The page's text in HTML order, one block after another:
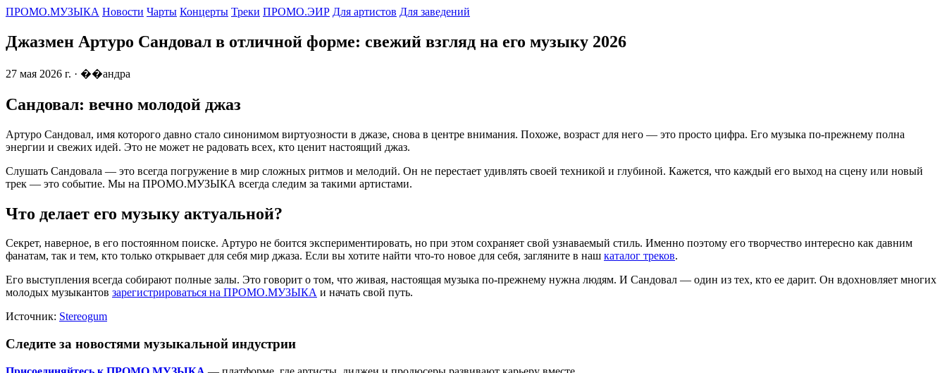
ПРОМО.МУЗЫКА Новости Чарты Концерты Треки ПРОМО.ЭИР Для артистов Для заведений
Джазмен Артуро Сандовал в отличной форме: свежий взгляд на его музыку 2026
27 мая 2026 г. · ��андра
Сандовал: вечно молодой джаз
Артуро Сандовал, имя которого давно стало синонимом виртуозности в джазе, снова в центре внимания. Похоже, возраст для него — это просто цифра. Его музыка по-прежнему полна
энергии и свежих идей. Это не может не радовать всех, кто ценит настоящий джаз.
Слушать Сандовала — это всегда погружение в мир сложных ритмов и мелодий. Он не перестает удивлять своей техникой и глубиной. Кажется, что каждый его выход на сцену или новый
трек — это событие. Мы на ПРОМО.МУЗЫКА всегда следим за такими артистами.
Что делает его музыку актуальной?
Секрет, наверное, в его постоянном поиске. Артуро не боится экспериментировать, но при этом сохраняет свой узнаваемый стиль. Именно поэтому его творчество интересно как давним
фанатам, так и тем, кто только открывает для себя мир джаза. Если вы хотите найти что-то новое для себя, загляните в наш каталог треков.
Его выступления всегда собирают полные залы. Это говорит о том, что живая, настоящая музыка по-прежнему нужна людям. И Сандовал — один из тех, кто ее дарит. Он вдохновляет многих
молодых музыкантов зарегистрироваться на ПРОМО.МУЗЫКА и начать свой путь.
Источник: Stereogum
Следите за новостями музыкальной индустрии